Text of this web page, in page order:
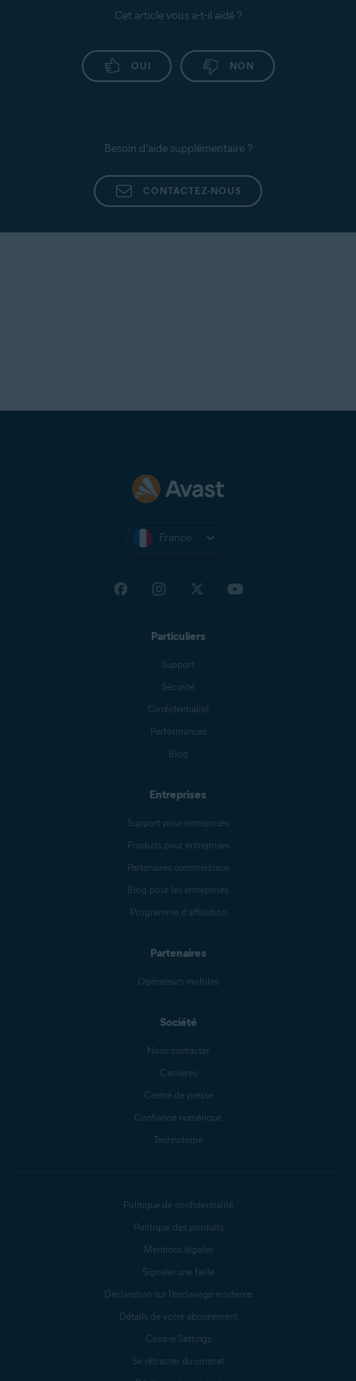
Cet article vous a-t-il aidé ?
OUI NON
Besoin d’aide supplémentaire ?
CONTACTEZ-NOUS
France
Particuliers
Support
Sécurité
Confidentialité
Performances
Blog
Entreprises
Support pour entreprises
Produits pour entreprises
Partenaires commerciaux
Blog pour les entreprises
Programme d’affiliation
Partenaires
Opérateurs mobiles
Société
Nous contacter
Carrières
Centre de presse
Confiance numérique
Technologie
Politique de confidentialité
Politique des produits
Mentions légales
Signaler une faille
Déclaration sur l’esclavage moderne
Détails de votre abonnement
Cookie Settings
Se rétracter du contrat